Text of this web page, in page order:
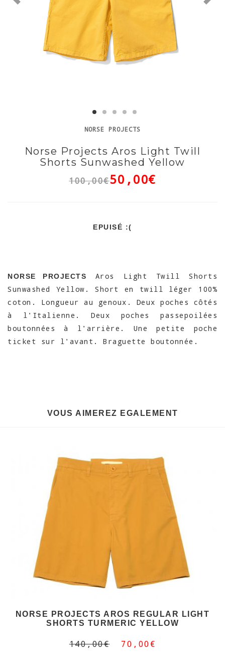
NORSE PROJECTS
Norse Projects Aros Light Twill
Shorts Sunwashed Yellow
100,00€50,00€
EPUISÉ :(
NORSE PROJECTS
Aros Light Twill Shorts
Sunwashed Yellow. Short en twill léger 100%
coton. Longueur au genoux. Deux poches côtés
à l'Italienne. Deux poches passepoilées
boutonnées à l'arrière. Une petite poche
ticket sur l'avant. Braguette boutonnée.
VOUS AIMEREZ EGALEMENT
NORSE PROJECTS AROS REGULAR LIGHT
SHORTS TURMERIC YELLOW
140,00€ 70,00€